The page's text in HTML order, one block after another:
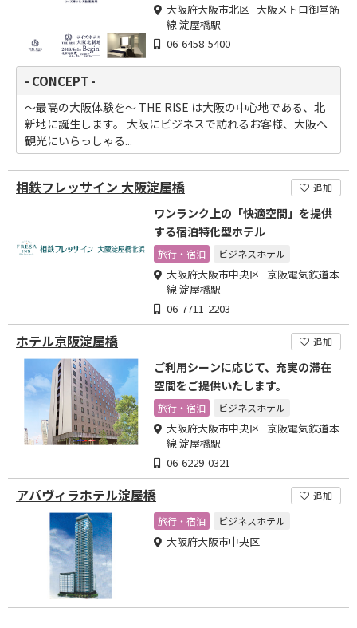
大阪府大阪市北区 大阪メトロ御堂筋
線 淀屋橋駅
06-6458-5400
- CONCEPT -
～最高の大阪体験を～ THE RISE は大阪の中心地である、北
新地に誕生します。 大阪にビジネスで訪れるお客様、大阪へ
観光にいらっしゃる...
相鉄フレッサイン 大阪淀屋橋 追加
ワンランク上の「快適空間」を提供
する宿泊特化型ホテル
旅行・宿泊 ビジネスホテル
大阪府大阪市中央区 京阪電気鉄道本
線 淀屋橋駅
06-7711-2203
ホテル京阪淀屋橋 追加
ご利用シーンに応じて、充実の滞在
空間をご提供いたします。
旅行・宿泊 ビジネスホテル
大阪府大阪市中央区 京阪電気鉄道本
線 淀屋橋駅
06-6229-0321
アパヴィラホテル淀屋橋
追加
旅行・宿泊
ビジネスホテル
大阪府大阪市中央区